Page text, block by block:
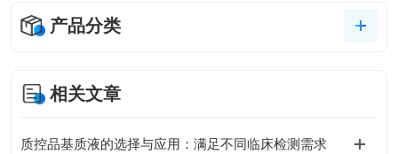
产品分类
相关文章
质控品基质液的选择与应用：满足不同临床检测需求